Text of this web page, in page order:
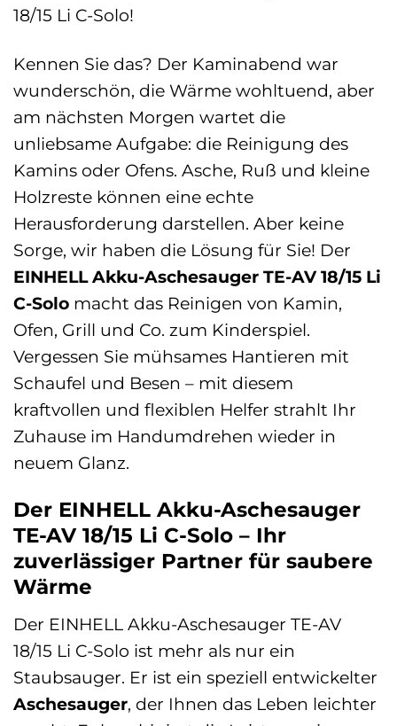
18/15 Li C-Solo!
Kennen Sie das? Der Kaminabend war
wunderschön, die Wärme wohltuend, aber
am nächsten Morgen wartet die
unliebsame Aufgabe: die Reinigung des
Kamins oder Ofens. Asche, Ruß und kleine
Holzreste können eine echte
Herausforderung darstellen. Aber keine
Sorge, wir haben die Lösung für Sie! Der
EINHELL Akku-Aschesauger TE-AV 18/15 Li
C-Solo macht das Reinigen von Kamin,
Ofen, Grill und Co. zum Kinderspiel.
Vergessen Sie mühsames Hantieren mit
Schaufel und Besen – mit diesem
kraftvollen und flexiblen Helfer strahlt Ihr
Zuhause im Handumdrehen wieder in
neuem Glanz.
Der EINHELL Akku-Aschesauger
TE-AV 18/15 Li C-Solo – Ihr
zuverlässiger Partner für saubere
Wärme
Der EINHELL Akku-Aschesauger TE-AV
18/15 Li C-Solo ist mehr als nur ein
Staubsauger. Er ist ein speziell entwickelter
Aschesauger, der Ihnen das Leben leichter